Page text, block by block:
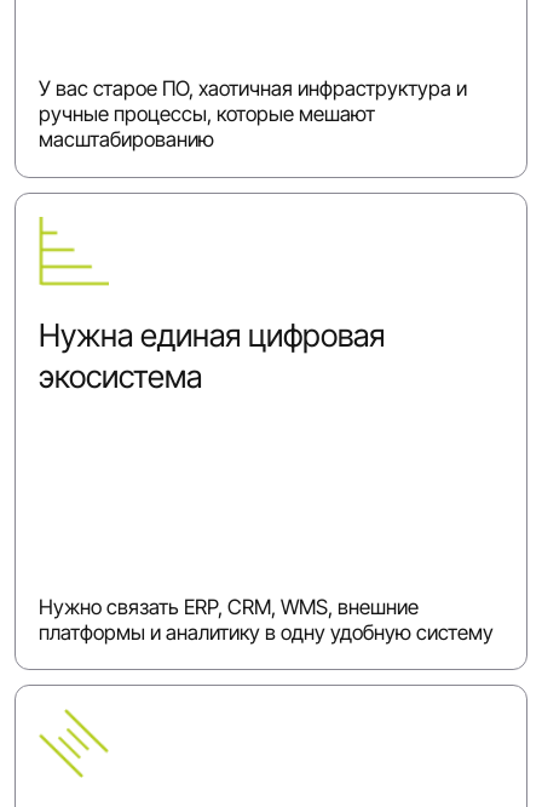
У вас старое ПО, хаотичная инфраструктура и
ручные процессы, которые мешают
масштабированию
Нужна единая цифровая
экосистема
Нужно связать ERP, CRM, WMS, внешние
платформы и аналитику в одну удобную систему